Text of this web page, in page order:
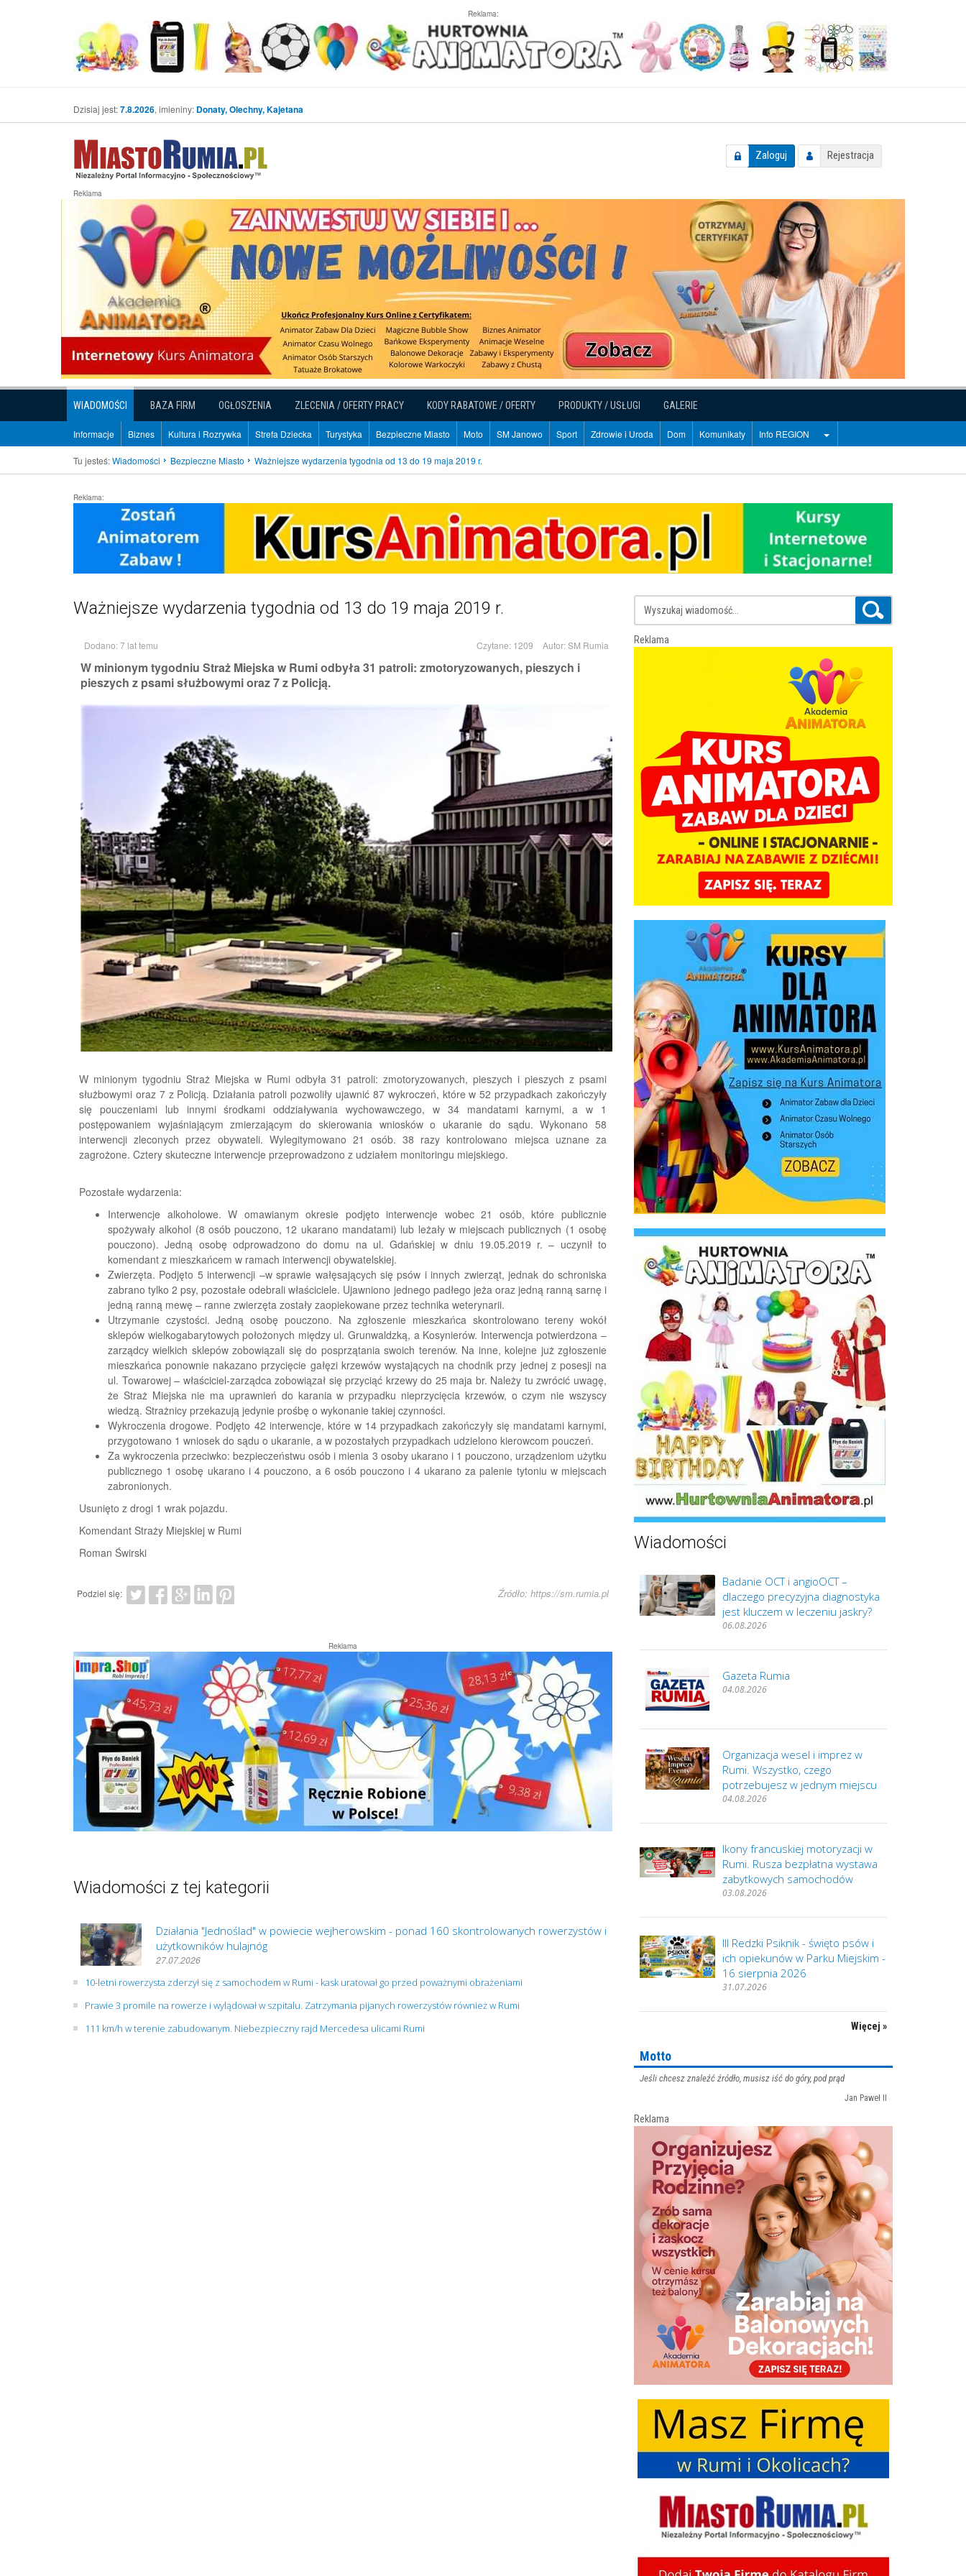
Reklama:
Dzisiaj jest:7.8.2026, imieniny: Donaty, Olechny, Kajetana
Zaloguj Rejestracja
Reklama
WIADOMOŚCI BAZA FIRM OGŁOSZENIA ZLECENIA / OFERTY PRACY KODY RABATOWE / OFERTY PRODUKTY / USŁUGI GALERIE
Informacje Biznes Kultura i Rozrywka Strefa Dziecka Turystyka Bezpieczne Miasto Moto SM Janowo Sport Zdrowie i Uroda Dom Komunikaty Info REGION
Tu jesteś:Wiadomości Bezpieczne Miasto Ważniejsze wydarzenia tygodnia od 13 do 19 maja 2019 r.
Reklama:
Ważniejsze wydarzenia tygodnia od 13 do 19 maja 2019 r.
Dodano: 7 lat temu Czytane: 1209 Autor:SM Rumia
W minionym tygodniu Straż Miejska w Rumi odbyła 31 patroli: zmotoryzowanych, pieszych i
pieszych z psami służbowymi oraz 7 z Policją.
W minionym tygodniu Straż Miejska w Rumi odbyła 31 patroli: zmotoryzowanych, pieszych i pieszych z psami
służbowymi oraz 7 z Policją. Działania patroli pozwoliły ujawnić 87 wykroczeń, które w 52 przypadkach zakończyły
się pouczeniami lub innymi środkami oddziaływania wychowawczego, w 34 mandatami karnymi, a w 1
postępowaniem wyjaśniającym zmierzającym do skierowania wniosków o ukaranie do sądu. Wykonano 58
interwencji zleconych przez obywateli. Wylegitymowano 21 osób. 38 razy kontrolowano miejsca uznane za
zagrożone. Cztery skuteczne interwencje przeprowadzono z udziałem monitoringu miejskiego.
Pozostałe wydarzenia:
Interwencje alkoholowe. W omawianym okresie podjęto interwencje wobec 21 osób, które publicznie
spożywały alkohol (8 osób pouczono, 12 ukarano mandatami) lub leżały w miejscach publicznych (1 osobę
pouczono). Jedną osobę odprowadzono do domu na ul. Gdańskiej w dniu 19.05.2019 r. – uczynił to
komendant z mieszkańcem w ramach interwencji obywatelskiej.
Zwierzęta. Podjęto 5 interwencji –w sprawie wałęsających się psów i innych zwierząt, jednak do schroniska
zabrano tylko 2 psy, pozostałe odebrali właściciele. Ujawniono jednego padłego jeża oraz jedną ranną sarnę i
jedną ranną mewę – ranne zwierzęta zostały zaopiekowane przez technika weterynarii.
Utrzymanie czystości. Jedną osobę pouczono. Na zgłoszenie mieszkańca skontrolowano tereny wokół
sklepów wielkogabarytowych położonych między ul. Grunwaldzką, a Kosynierów. Interwencja potwierdzona –
zarządcy wielkich sklepów zobowiązali się do posprzątania swoich terenów. Na inne, kolejne już zgłoszenie
mieszkańca ponownie nakazano przycięcie gałęzi krzewów wystających na chodnik przy jednej z posesji na
ul. Towarowej – właściciel-zarządca zobowiązał się przyciąć krzewy do 25 maja br. Należy tu zwrócić uwagę,
że Straż Miejska nie ma uprawnień do karania w przypadku nieprzycięcia krzewów, o czym nie wszyscy
wiedzą. Strażnicy przekazują jedynie prośbę o wykonanie takiej czynności.
Wykroczenia drogowe. Podjęto 42 interwencje, które w 14 przypadkach zakończyły się mandatami karnymi,
przygotowano 1 wniosek do sądu o ukaranie, a w pozostałych przypadkach udzielono kierowcom pouczeń.
Za wykroczenia przeciwko: bezpieczeństwu osób i mienia 3 osoby ukarano i 1 pouczono, urządzeniom użytku
publicznego 1 osobę ukarano i 4 pouczono, a 6 osób pouczono i 4 ukarano za palenie tytoniu w miejscach
zabronionych.
Usunięto z drogi 1 wrak pojazdu.
Komendant Straży Miejskiej w Rumi
Roman Świrski
Podziel się: Źródło: https://sm.rumia.pl
Reklama
Wiadomości z tej kategorii
Działania "Jednoślad" w powiecie wejherowskim - ponad 160 skontrolowanych rowerzystów i
użytkowników hulajnóg
27.07.2026
10-letni rowerzysta zderzył się z samochodem w Rumi - kask uratował go przed poważnymi obrażeniami
Prawie 3 promile na rowerze i wylądował w szpitalu. Zatrzymania pijanych rowerzystów również w Rumi
111 km/h w terenie zabudowanym. Niebezpieczny rajd Mercedesa ulicami Rumi
Reklama
Wiadomości
Badanie OCT i angioOCT –
dlaczego precyzyjna diagnostyka
jest kluczem w leczeniu jaskry?
06.08.2026
Gazeta Rumia
04.08.2026
Organizacja wesel i imprez w
Rumi. Wszystko, czego
potrzebujesz w jednym miejscu
04.08.2026
Ikony francuskiej motoryzacji w
Rumi. Rusza bezpłatna wystawa
zabytkowych samochodów
03.08.2026
III Redzki Psiknik - święto psów i
ich opiekunów w Parku Miejskim -
16 sierpnia 2026
31.07.2026
Więcej »
Motto
Jeśli chcesz znaleźć źródło, musisz iść do góry, pod prąd
Jan Paweł II
Reklama